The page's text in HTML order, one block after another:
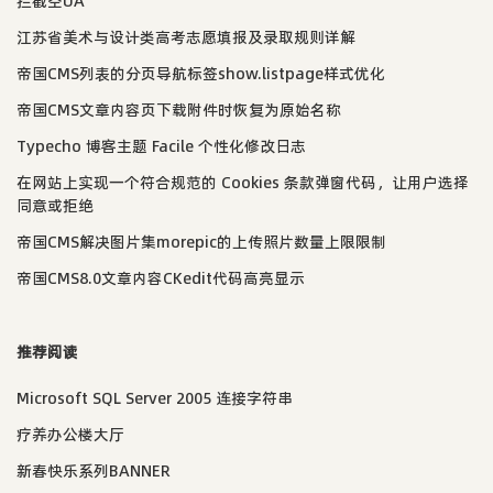
江苏省美术与设计类高考志愿填报及录取规则详解
帝国CMS列表的分页导航标签show.listpage样式优化
帝国CMS文章内容页下载附件时恢复为原始名称
Typecho 博客主题 Facile 个性化修改日志
在网站上实现一个符合规范的 Cookies 条款弹窗代码，让用户选择
同意或拒绝
帝国CMS解决图片集morepic的上传照片数量上限限制
帝国CMS8.0文章内容CKedit代码高亮显示
推荐阅读
Microsoft SQL Server 2005 连接字符串
疗养办公楼大厅
新春快乐系列BANNER